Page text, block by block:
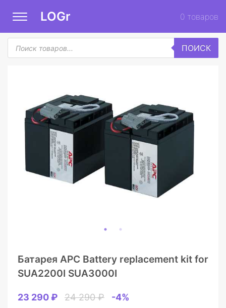
LOGr 0 товаров
Поиск
товаров
ПОИСК
Батарея APC Battery replacement kit for
SUA2200I SUA3000I
23 290 ₽ 24 290 ₽ -4%